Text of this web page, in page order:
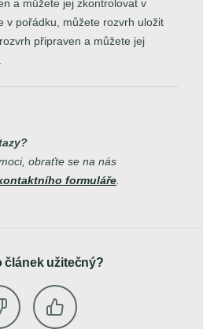
a můžete jej zkontrolovat v
v pořádku, můžete rozvrh uložit
připraven a můžete jej
?
obraťte se na nás
formuláře
článek užitečný?